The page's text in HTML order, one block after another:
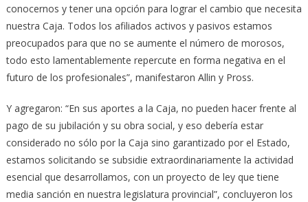
conocernos y tener una opción para lograr el cambio que necesita
nuestra Caja. Todos los afiliados activos y pasivos estamos
preocupados para que no se aumente el número de morosos,
todo esto lamentablemente repercute en forma negativa en el
futuro de los profesionales”, manifestaron Allin y Pross.
Y agregaron: “En sus aportes a la Caja, no pueden hacer frente al
pago de su jubilación y su obra social, y eso debería estar
considerado no sólo por la Caja sino garantizado por el Estado,
estamos solicitando se subsidie extraordinariamente la actividad
esencial que desarrollamos, con un proyecto de ley que tiene
media sanción en nuestra legislatura provincial”, concluyeron los